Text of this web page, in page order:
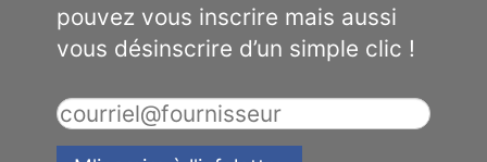
pouvez vous inscrire mais aussi
vous désinscrire d’un simple clic !